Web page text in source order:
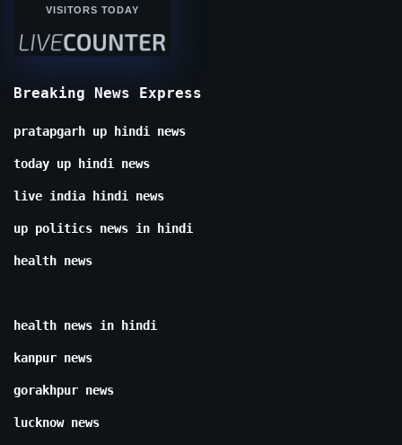
VISITORS TODAY
Breaking News Express
pratapgarh up hindi news
today up hindi news
live india hindi news
up politics news in hindi
health news
health news in hindi
kanpur news
gorakhpur news
lucknow news